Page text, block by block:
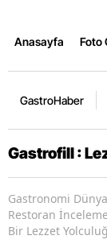
Anasayfa Foto
GastroHaber
Gastrofill :
Gastronomi
Restoran
Bir Lezzet